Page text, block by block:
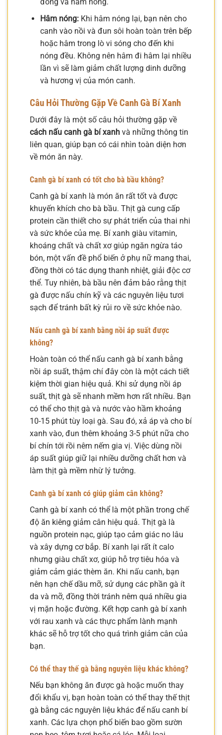
Hâm nóng:Khi hâm nóng lại, bạn nên cho
canh vào nồi và đun sôi hoàn toàn trên bếp
hoặc hâm trong lò vi sóng cho đến khi
nóng đều. Không nên hâm đi hâm lại nhiều
lần vì sẽ làm giảm chất lượng dinh dưỡng
và hương vị của món canh.
Câu Hỏi Thường Gặp Về Canh Gà Bí Xanh
Dưới đây là một số câu hỏi thường gặp về
cách nấu canh gà bí xanh và những thông tin
liên quan, giúp bạn có cái nhìn toàn diện hơn
về món ăn này.
Canh gà bí xanh có tốt cho bà bầu không?
Canh gà bí xanh là món ăn rất tốt và được
khuyến khích cho bà bầu. Thịt gà cung cấp
protein cần thiết cho sự phát triển của thai nhi
và sức khỏe của mẹ. Bí xanh giàu vitamin,
khoáng chất và chất xơ giúp ngăn ngừa táo
bón, một vấn đề phổ biến ở phụ nữ mang thai,
đồng thời có tác dụng thanh nhiệt, giải độc cơ
thể. Tuy nhiên, bà bầu nên đảm bảo rằng thịt
gà được nấu chín kỹ và các nguyên liệu tươi
sạch để tránh bất kỳ rủi ro về sức khỏe nào.
Nấu canh gà bí xanh bằng nồi áp suất được
không?
Hoàn toàn có thể nấu canh gà bí xanh bằng
nồi áp suất, thậm chí đây còn là một cách tiết
kiệm thời gian hiệu quả. Khi sử dụng nồi áp
suất, thịt gà sẽ nhanh mềm hơn rất nhiều. Bạn
có thể cho thịt gà và nước vào hầm khoảng
10-15 phút tùy loại gà. Sau đó, xả áp và cho bí
xanh vào, đun thêm khoảng 3-5 phút nữa cho
bí chín tới rồi nêm nếm gia vị. Việc dùng nồi
áp suất giúp giữ lại nhiều dưỡng chất hơn và
làm thịt gà mềm nhừ lý tưởng.
Canh gà bí xanh có giúp giảm cân không?
Canh gà bí xanh có thể là một phần trong chế
độ ăn kiêng giảm cân hiệu quả. Thịt gà là
nguồn protein nạc, giúp tạo cảm giác no lâu
và xây dựng cơ bắp. Bí xanh lại rất ít calo
nhưng giàu chất xơ, giúp hỗ trợ tiêu hóa và
giảm cảm giác thèm ăn. Khi nấu canh, bạn
nên hạn chế dầu mỡ, sử dụng các phần gà ít
da và mỡ, đồng thời tránh nêm quá nhiều gia
vị mặn hoặc đường. Kết hợp canh gà bí xanh
với rau xanh và các thực phẩm lành mạnh
khác sẽ hỗ trợ tốt cho quá trình giảm cân của
bạn.
Có thể thay thế gà bằng nguyên liệu khác không?
Nếu bạn không ăn được gà hoặc muốn thay
đổi khẩu vị, bạn hoàn toàn có thể thay thế thịt
gà bằng các nguyên liệu khác để nấu canh bí
xanh. Các lựa chọn phổ biến bao gồm sườn